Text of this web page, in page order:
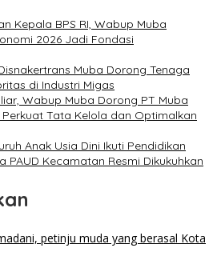
Kepala BPS RI, Wabup Muba
2026 Jadi Fondasi
Muba Dorong Tenaga
di Industri Migas
Wabup Muba Dorong PT Muba
Tata Kelola dan Optimalkan
Anak Usia Dini Ikuti Pendidikan
PAUD Kecamatan Resmi Dikukuhkan